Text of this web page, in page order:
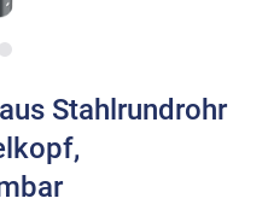
Stahlrundrohr